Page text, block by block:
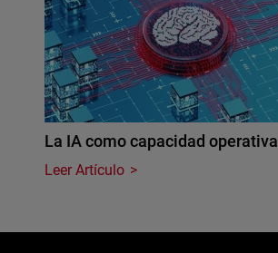
La IA como capacidad operativa
Leer Artículo